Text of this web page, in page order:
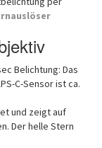
Belichtung: Das
C-Sensor ist ca.
und zeigt auf
Der helle Stern